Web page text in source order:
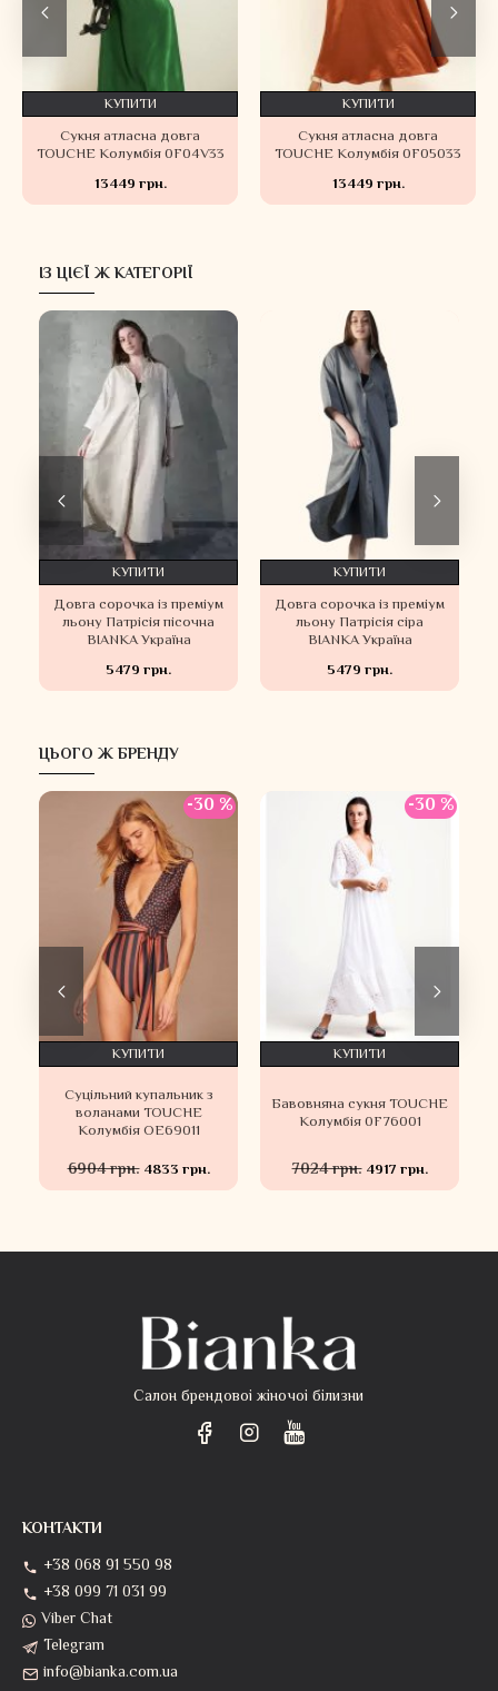
Сукня атласна довга
TOUCHE Колумбія 0F04V33
13449 грн.
КУПИТИ
Сукня атласна довга
TOUCHE Колумбія 0F05033
13449 грн.
КУПИТИ
ІЗ ЦІЄЇ Ж КАТЕГОРІЇ
Довга сорочка із преміум
льону Патрісія пісочна
BIANKA Україна
5479 грн.
КУПИТИ
Довга сорочка із преміум
льону Патрісія сіра
BIANKA Україна
5479 грн.
КУПИТИ
ЦЬОГО Ж БРЕНДУ
-30 %
Суцільний купальник з
воланами TOUCHE
Колумбія OE69011
6904 грн. 4833 грн.
КУПИТИ
-30 %
Бавовняна сукня TOUCHE
Колумбія 0F76001
7024 грн. 4917 грн.
КУПИТИ
Салон брендовоі жіночоі білизни
КОНТАКТИ
+38 068 91 550 98
+38 099 71 031 99
Viber Chat
Telegram
info@bianka.com.ua